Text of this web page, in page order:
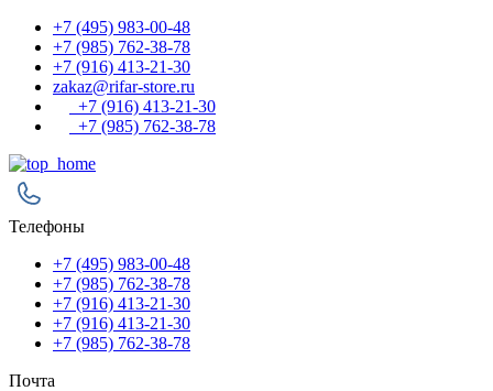
+7 (495) 983-00-48
+7 (985) 762-38-78
+7 (916) 413-21-30
zakaz@rifar-store.ru
+7 (916) 413-21-30
+7 (985) 762-38-78
Телефоны
+7 (495) 983-00-48
+7 (985) 762-38-78
+7 (916) 413-21-30
+7 (916) 413-21-30
+7 (985) 762-38-78
Почта